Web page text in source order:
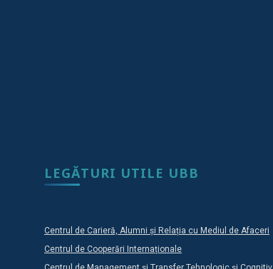
LEGĂTURI UTILE UBB
Centrul de Carieră, Alumni și Relația cu Mediul de Afaceri
Centrul de Cooperări Internaționale